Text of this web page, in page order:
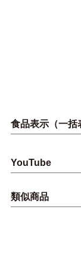
食品表示（一括
YouTube
類似商品